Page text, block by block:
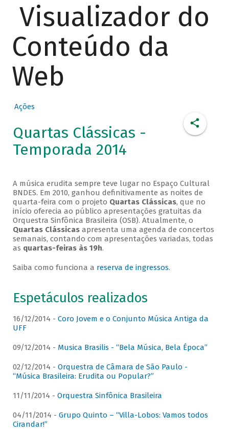
Visualizador do
Conteúdo da
Web
Ações
Quartas Clássicas -
Temporada 2014
A música erudita sempre teve lugar no Espaço Cultural
BNDES. Em 2010, ganhou definitivamente as noites de
quarta-feira com o projeto Quartas Clássicas, que no
início oferecia ao público apresentações gratuitas da
Orquestra Sinfônica Brasileira (OSB). Atualmente, o
Quartas Clássicasapresenta uma agenda de concertos
semanais, contando com apresentações variadas, todas
as quartas-feiras às 19h.
Saiba como funciona a reserva de ingressos.
Espetáculos realizados
16/12/2014 - Coro Jovem e o Conjunto Música Antiga da
UFF
09/12/2014 - Musica Brasilis - “Bela Música, Bela Época”
02/12/2014 - Orquestra de Câmara de São Paulo -
“Música Brasileira: Erudita ou Popular?”
11/11/2014 - Orquestra Sinfônica Brasileira
04/11/2014 - Grupo Quinto – “Villa-Lobos: Vamos todos
Cirandar!”